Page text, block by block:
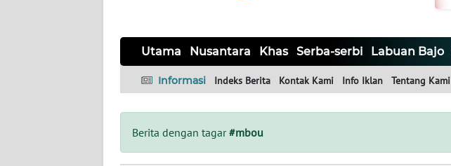
Utama Nusantara Khas Serba-serbi Labuan Bajo
Informasi Indeks Berita Kontak Kami Info Iklan Tentang Kami
Berita dengan tagar#mbou